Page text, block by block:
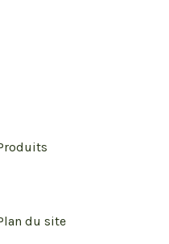
du site